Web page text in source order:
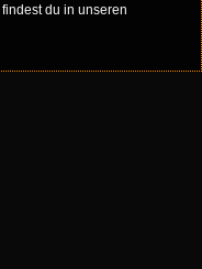
du in unseren